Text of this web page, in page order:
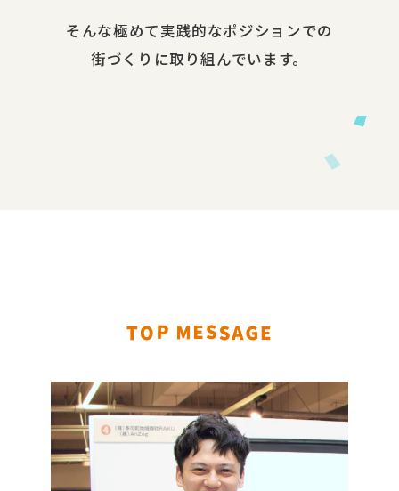
​そんな​極めて​実践的な​ポジションでの​
街づくりに​取り組んでいます。​